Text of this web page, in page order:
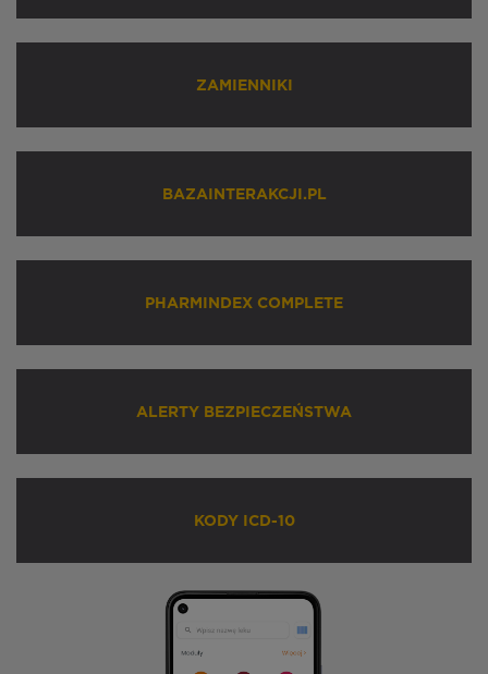
ZAMIENNIKI
BAZAINTERAKCJI.PL
PHARMINDEX COMPLETE
ALERTY BEZPIECZEŃSTWA
KODY ICD-10